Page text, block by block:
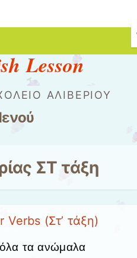
Lesson
ΑΛΙΒΕΡΊΟΥ
ΣΤ τάξη
(Στ’ τάξη)
τα ανώμαλα